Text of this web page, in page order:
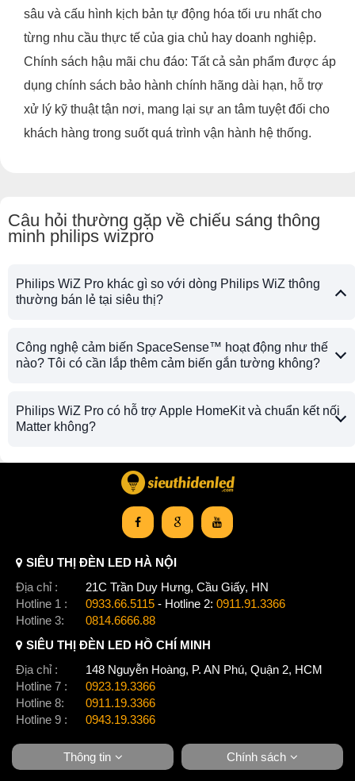
sâu và cấu hình kịch bản tự động hóa tối ưu nhất cho
từng nhu cầu thực tế của gia chủ hay doanh nghiệp.
Chính sách hậu mãi chu đáo: Tất cả sản phẩm được áp
dụng chính sách bảo hành chính hãng dài hạn, hỗ trợ
xử lý kỹ thuật tận nơi, mang lại sự an tâm tuyệt đối cho
khách hàng trong suốt quá trình vận hành hệ thống.
Câu hỏi thường gặp về chiếu sáng thông
minh philips wizpro
Philips WiZ Pro khác gì so với dòng Philips WiZ thông
thường bán lẻ tại siêu thị?
Công nghệ cảm biến SpaceSense™ hoạt động như thế
nào? Tôi có cần lắp thêm cảm biến gắn tường không?
Philips WiZ Pro có hỗ trợ Apple HomeKit và chuẩn kết nối
Matter không?
SIÊU THỊ ĐÈN LED HÀ NỘI
Địa chỉ :
21C Trần Duy Hưng, Cầu Giấy, HN
Hotline 1 :
0933.66.5115 - Hotline 2: 0911.91.3366
Hotline 3:
0814.6666.88
SIÊU THỊ ĐÈN LED HỒ CHÍ MINH
Địa chỉ :
148 Nguyễn Hoàng, P. AN Phú, Quận 2, HCM
Hotline 7 :
0923.19.3366
Hotline 8:
0911.19.3366
Hotline 9 :
0943.19.3366
Thông tin Chính sách